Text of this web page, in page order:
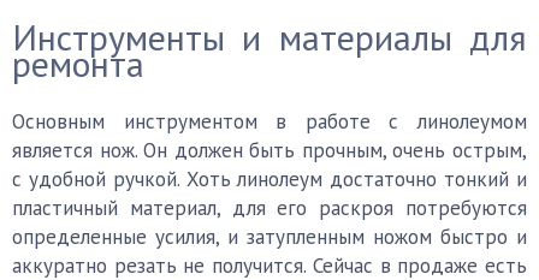
Инструменты и материалы для
ремонта
Основным инструментом в работе с линолеумом
является нож. Он должен быть прочным, очень острым,
с удобной ручкой. Хоть линолеум достаточно тонкий и
пластичный материал, для его раскроя потребуются
определенные усилия, и затупленным ножом быстро и
аккуратно резать не получится. Сейчас в продаже есть